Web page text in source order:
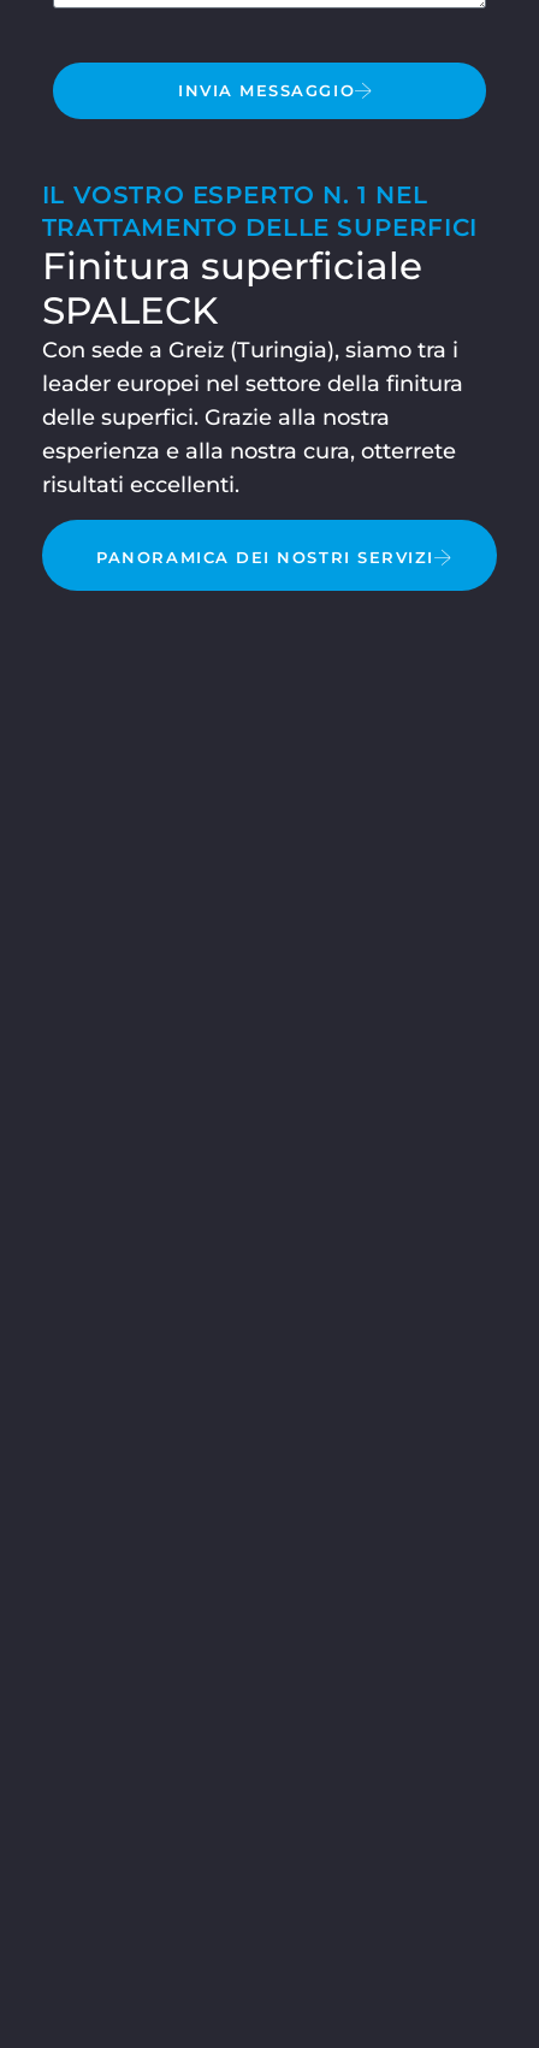
INVIA MESSAGGIO
IL VOSTRO ESPERTO N. 1 NEL
TRATTAMENTO DELLE SUPERFICI
Finitura superficiale
SPALECK
Con sede a Greiz (Turingia), siamo tra i
leader europei nel settore della finitura
delle superfici. Grazie alla nostra
esperienza e alla nostra cura, otterrete
risultati eccellenti.
PANORAMICA DEI NOSTRI SERVIZI